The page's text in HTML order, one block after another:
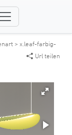
> x.leaf-farbig-
Url teilen